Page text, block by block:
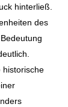
hinterließ.
des
historische